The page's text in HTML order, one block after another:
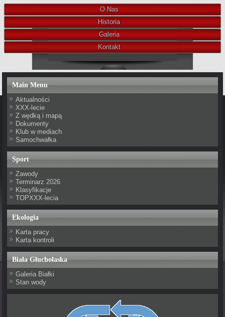
O Nas
Historia
Galeria
Kontakt
Main Menu
Aktualności
XXX-lecie
Z wędką i mapą
Dokumenty
Klub w mediach
Samochwałka
Sport
Zawody
Terminarz 2026
Klasyfikacje
TOPXXX-lecia
Ekologia
Karta pracy
Karta kontroli
Biała Głuchołaska
Galeria Białki
Stan wody